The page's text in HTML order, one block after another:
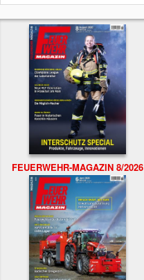
FEUERWEHR-MAGAZIN 8/2026